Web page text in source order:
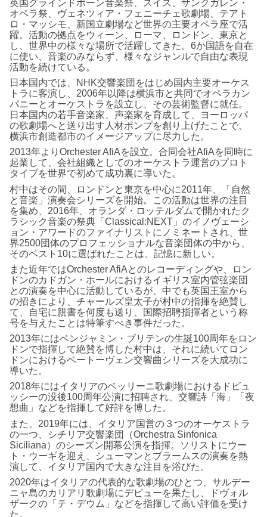
英国グラインドボーン音楽祭、スイス、ザンクガレン・
オペラ祭、ヴェネツィア・フェニーチェ歌劇場、テアト
ロ・マッシモ、新国立劇場など世界の主要オペラ座で活
躍。活動の拠点をウィーン、ローマ、ロンドン、東京と
し、世界中の様々な場所で活躍してきた。6か国語を自在
に使い、音楽のみならず、様々なジャンルで自由な表現
活動を続けている。
日本国内では、NHK交響楽団をはじめ国内主要オーケス
トラに客演し、2006年以降は横浜市と共同でオペラカン
パニーとオーケストラを設立し、その芸術監督に就任。
日本国内の若手音楽家、声楽家を育成して、ヨーロッパ
の歌劇場へと送り出す人材ポンプを創り上げたことで、
横浜市創造都市のイメージアップに尽力した。
2013年よりOrchester AfiAを設立。合同会社AfiAを同時に
起業して、会社組織としてのオーケストラ運営のプロト
タイプを世界で初めて成功裏に導いた。
村中はその間、ロンドンと東京を中心に2011年、「自然
と音楽」演奏会シリーズを開始。この活動は世界の注目
を集め、2016年、オランダ・ロッテルダムで開かれたク
ラシック音楽の祭典「Classical:NEXT」のイノヴェーシ
ョン・アワードのファイナリストにノミネートされ、世
界2500団体のプロフェッショナルな音楽団体の中から、
そのベスト10に選ばれたことは、記憶に新しい。
また近年ではOrchester AfiAとのレコーディングや、ロン
ドンのカドガン・ホールにおけるイギリス室内管弦楽団
との演奏を中心に活動しているが、中でも英国王室から
の招きにより、チャールズ皇太子が村中の指揮を絶賛し
て、自宅に親書を何度も送り、国際招聘指揮者という称
号を与えたことは特筆すべき事件だった。
2013年にはベンジャミン・ブリテンの生誕100周年をロン
ドンで指揮して絶賛を博した村中は、それに続いてロン
ドンにおけるベートーヴェン交響曲シリーズを大成功に
導いた。
2018年にはイタリアのベッリーニ歌劇場におけるドビュ
ッシーの没後100周年公演に招聘され、交響詩「海」「夜
想曲」などを指揮して好評を博した。
また、2019年には、イタリア国営の３つのオーケストラ
の一つ、シチリア交響楽団（Orchestra Sinfonica
Siciliana）のシーズン開幕公演を指揮。ソリストにウー
ト・ウーギを迎え、シューマンとブラームスの演奏を熱
演して、イタリア国内で大きな注目を浴びた。
2020年はイタリアの代表的な歌劇場のひとつ、サルデー
ニャ島のカリアリ歌劇場にデビューを果たし、ドヴォル
ザークの「テ・デウム」などを指揮して高い評価を受け
た。